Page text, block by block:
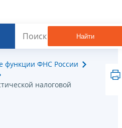
Найти
функции ФНС России
налоговой